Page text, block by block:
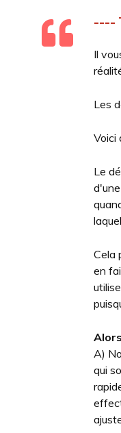
----
Il
Les
Voici
Le
Cela
en
A)
qui